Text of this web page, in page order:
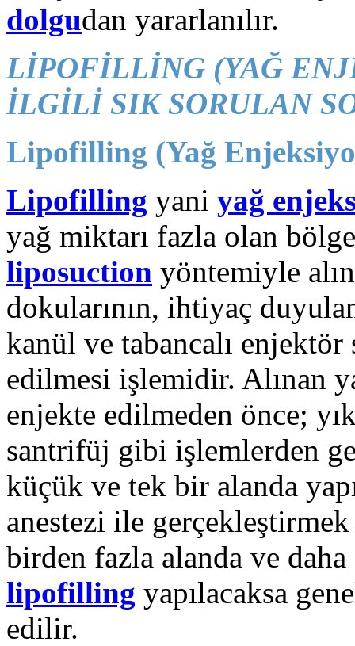
dolgudan yararlanılır.
LİPOFİLLİNG (YAĞ
İLGİLİ SIK SORULAN
Lipofilling (Yağ
Lipofilling yani yağ
yağ miktarı fazla olan
liposuction yöntemiyle
dokularının, ihtiyaç
kanül ve tabancalı
edilmesi işlemidir. Alınan
enjekte edilmeden önce;
santrifüj gibi işlemlerden
küçük ve tek bir alanda
anestezi ile
birden fazla alanda ve
lipofilling yapılacaksa
edilir.